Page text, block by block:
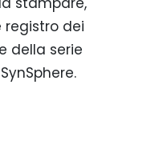
registro dei
della serie